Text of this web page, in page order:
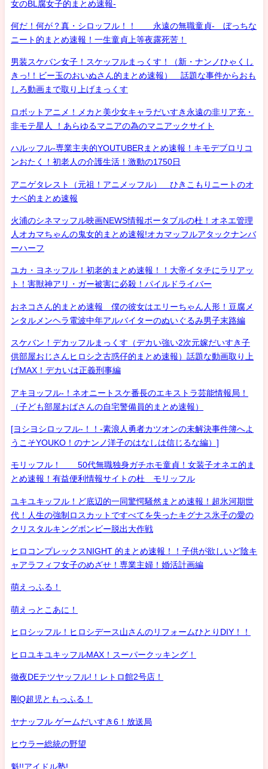
女のBL腐女子的まとめ速報-
何だ！何が？真・シロッフル！！ 永遠の無職童貞- ぼっちな
ニート的まとめ速報！一生童貞上等夜露死苦！
男装スケバン女子！スケッフルまっくす！（新・ナンノひゃくし
きっ!！ビー玉のおいぬさん的まとめ速報） 話題な事件からおも
しろ動画まで取り上げまっくす
ロボットアニメ！メカと美少女キャラだいすき永遠の非リア充・
非モテ星人 ！あらゆるマニアの為のマニアックサイト
ハルッフル-専業主夫的YOUTUBERまとめ速報！キモデブロリコ
ンおたく！初老人の介護生活！激動の1750日
アニゲタレスト（元祖！アニメッフル） ひきこもりニートのオ
ナベ的まとめ速報
火浦のシネマッフル映画NEWS情報ポータブルの杜！オネエ管理
人オカマちゃんの鬼女的まとめ速報!オカマッフルアタックナンバ
ーハーフ
ユカ・ヨネッフル！初老的まとめ速報！！大帝イタチにラリアッ
ト！害獣神アリ・ガー被害に必殺！パイルドライバー
おネコさん的まとめ速報 僕の彼女はエリーちゃん人形！豆腐メ
ンタルメンヘラ電波中年アルバイターのぬいぐるみ男子末路編
スケバン！デカッフルまっくす（デカい強い2次元嫁だいすき子
供部屋おじさんヒロシ之古惑仔的まとめ速報）話題な動画取り上
げMAX！デカいは正義刑事編
アキヨッフル-！ネオニートスケ番長のエキストラ芸能情報局！
（子ども部屋おばさんの自宅警備員的まとめ速報）
[ヨシヨシロッフル-！！-素浪人勇者カツオンの未解決事件簿へよ
うこそYOUKO！のナンノ洋子のはなしは信じるな編）]
モリッフル！ 50代無職独身ガチホモ童貞！女装子オネエ的ま
とめ速報！有益便利情報サイトの杜 モリッフル
ユキユキッフル！ど底辺的一同驚愕騒然まとめ速報！超氷河期世
代！人生の強制ロスカットですべてを失ったキグナス氷子の愛の
クリスタルキングボンビー脱出大作戦
ヒロコンプレックスNIGHT 的まとめ速報！！子供が欲しいど陰キ
ャアラフィフ女子のめざせ！専業主婦！婚活計画編
萌えっふる！
萌えっとこあに！
ヒロシッフル！ヒロシデース山さんのリフォームひとりDIY！！
ヒロユキユキッフルMAX！スーパークッキング！
徹夜DEテツヤッフル!！レトロ館2号店！
剛Q超児ともっふる！
ヤナッフル ゲームだいすき6！放送局
ヒウラー総統の野望
魁!!アイドル塾!